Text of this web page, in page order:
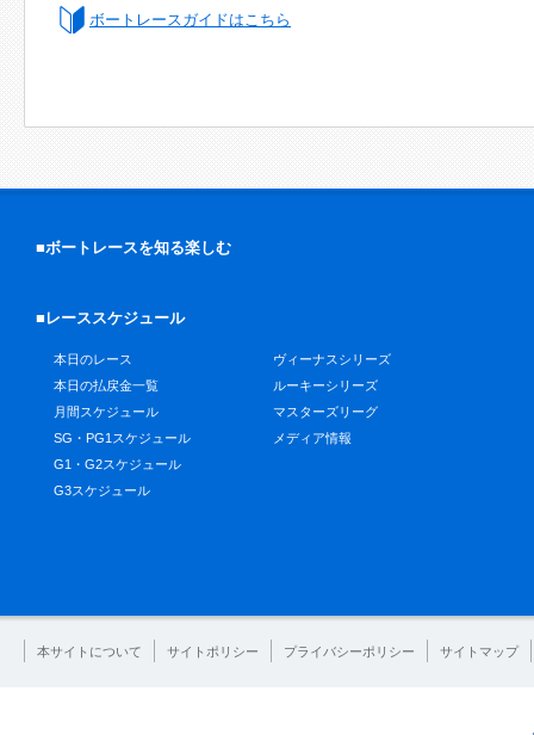
ボートレースガイドはこちら
■ボートレースを知る楽しむ
■レーススケジュール
本日のレース
本日の払戻金一覧
月間スケジュール
SG・PG1スケジュール
G1・G2スケジュール
G3スケジュール
ヴィーナスシリーズ
ルーキーシリーズ
マスターズリーグ
メディア情報
本サイトについて サイトポリシー プライバシーポリシー サイトマップ